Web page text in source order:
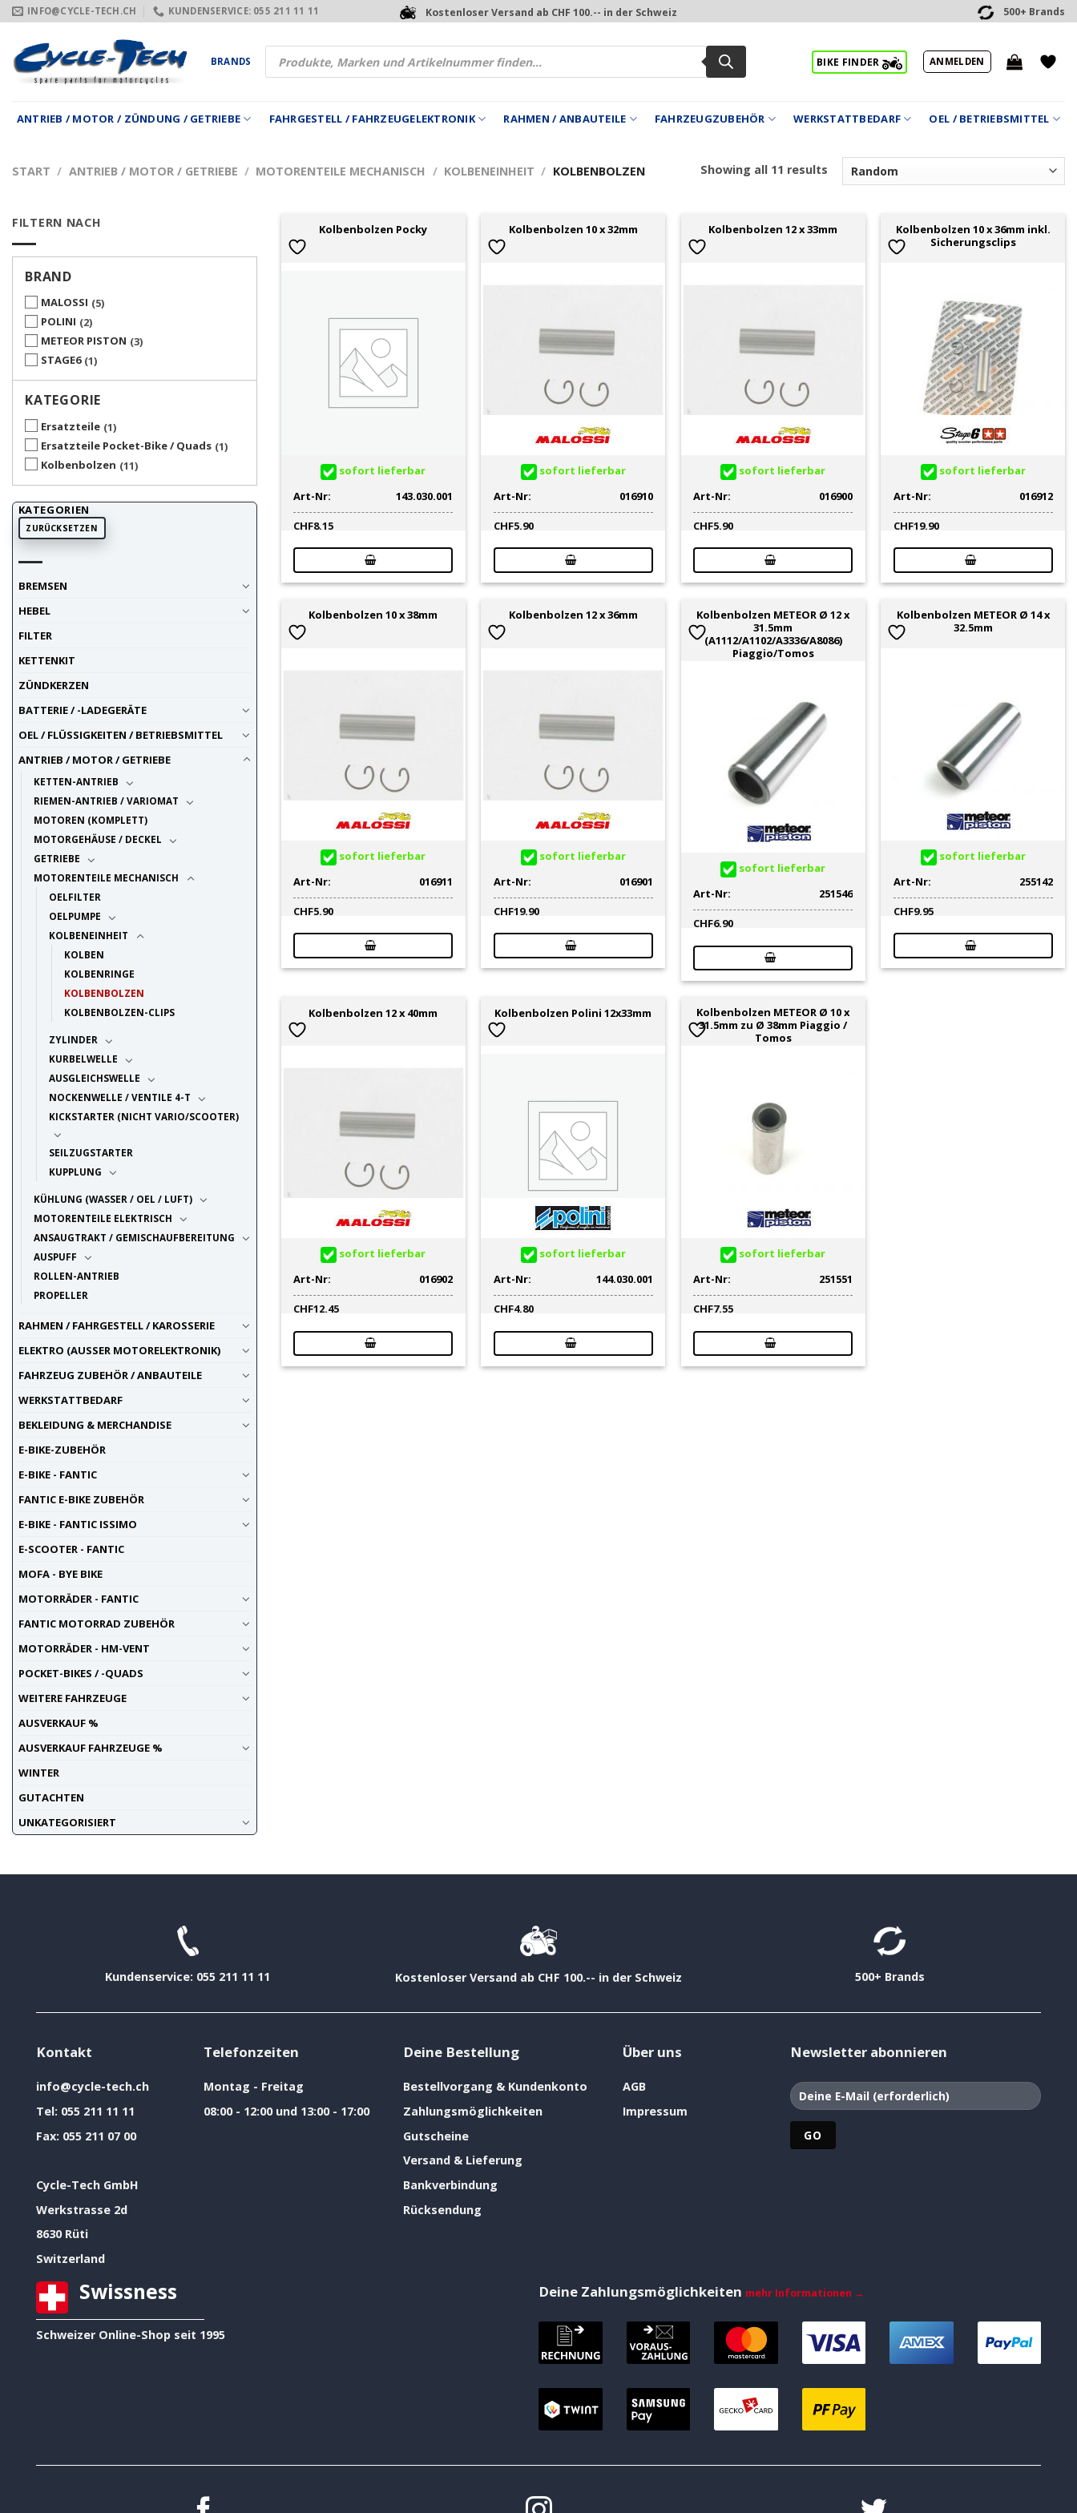
Zum
Inhalt
springen
INFO@CYCLE-TECH.CH KUNDENSERVICE: 055 211 11 11 Kostenloser Versand ab CHF 100.-- in der Schweiz 500+ Brands
BRANDS
Products
search
BIKE FINDER ANMELDEN
ANTRIEB / MOTOR / ZÜNDUNG / GETRIEBE FAHRGESTELL / FAHRZEUGELEKTRONIK RAHMEN / ANBAUTEILE FAHRZEUGZUBEHÖR WERKSTATTBEDARF OEL / BETRIEBSMITTEL
START / ANTRIEB / MOTOR / GETRIEBE / MOTORENTEILE MECHANISCH / KOLBENEINHEIT / KOLBENBOLZEN Showing all 11 results
FILTERN NACH
BRAND
MALOSSI
5
POLINI
2
METEOR PISTON 3
STAGE6 1
KATEGORIE
Ersatzteile 1
Ersatzteile Pocket-Bike / Quads 1
Kolbenbolzen 11
KATEGORIEN
ZURÜCKSETZEN
BREMSEN
HEBEL
FILTER
KETTENKIT
ZÜNDKERZEN
BATTERIE / -LADEGERÄTE
OEL / FLÜSSIGKEITEN / BETRIEBSMITTEL
ANTRIEB / MOTOR / GETRIEBE
KETTEN-ANTRIEB
RIEMEN-ANTRIEB / VARIOMAT
MOTOREN (KOMPLETT)
MOTORGEHÄUSE / DECKEL
GETRIEBE
MOTORENTEILE MECHANISCH
OELFILTER
OELPUMPE
KOLBENEINHEIT
KOLBEN
KOLBENRINGE
KOLBENBOLZEN
KOLBENBOLZEN-CLIPS
ZYLINDER
KURBELWELLE
AUSGLEICHSWELLE
NOCKENWELLE / VENTILE 4-T
KICKSTARTER (NICHT VARIO/SCOOTER)
SEILZUGSTARTER
KUPPLUNG
KÜHLUNG (WASSER / OEL / LUFT)
MOTORENTEILE ELEKTRISCH
ANSAUGTRAKT / GEMISCHAUFBEREITUNG
AUSPUFF
ROLLEN-ANTRIEB
PROPELLER
RAHMEN / FAHRGESTELL / KAROSSERIE
ELEKTRO (AUSSER MOTORELEKTRONIK)
FAHRZEUG ZUBEHÖR / ANBAUTEILE
WERKSTATTBEDARF
BEKLEIDUNG & MERCHANDISE
E-BIKE-ZUBEHÖR
E-BIKE - FANTIC
FANTIC E-BIKE ZUBEHÖR
E-BIKE - FANTIC ISSIMO
E-SCOOTER - FANTIC
MOFA - BYE BIKE
MOTORRÄDER - FANTIC
FANTIC MOTORRAD ZUBEHÖR
MOTORRÄDER - HM-VENT
POCKET-BIKES / -QUADS
WEITERE FAHRZEUGE
AUSVERKAUF %
AUSVERKAUF FAHRZEUGE %
WINTER
GUTACHTEN
UNKATEGORISIERT
Kolbenbolzen Pocky
sofort lieferbar
Art-Nr:
143.030.001
CHF8.15
Kolbenbolzen 10 x 32mm
sofort lieferbar
Art-Nr:
016910
CHF5.90
Kolbenbolzen 12 x 33mm
sofort lieferbar
Art-Nr:
016900
CHF5.90
Kolbenbolzen 10 x 36mm inkl.
Sicherungsclips
sofort lieferbar
Art-Nr:
016912
CHF19.90
Kolbenbolzen 10 x 38mm
sofort lieferbar
Art-Nr:
016911
CHF5.90
Kolbenbolzen 12 x 36mm
sofort lieferbar
Art-Nr:
016901
CHF19.90
Kolbenbolzen METEOR Ø 12 x
31.5mm
(A1112/A1102/A3336/A8086)
Piaggio/Tomos
sofort lieferbar
Art-Nr:
251546
CHF6.90
Kolbenbolzen METEOR Ø 14 x
32.5mm
sofort lieferbar
Art-Nr:
255142
CHF9.95
Kolbenbolzen 12 x 40mm
sofort lieferbar
Art-Nr:
016902
CHF12.45
Kolbenbolzen Polini 12x33mm
sofort lieferbar
Art-Nr:
144.030.001
CHF4.80
Kolbenbolzen METEOR Ø 10 x
31.5mm zu Ø 38mm Piaggio /
Tomos
sofort lieferbar
Art-Nr:
251551
CHF7.55
Kundenservice: 055 211 11 11 Kostenloser Versand ab CHF 100.-- in der Schweiz 500+ Brands
Kontakt
info@cycle-tech.ch
Tel: 055 211 11 11
Fax: 055 211 07 00
Cycle-Tech GmbH
Werkstrasse 2d
8630 Rüti
Switzerland
Telefonzeiten
Montag - Freitag
08:00 - 12:00 und 13:00 - 17:00
Deine Bestellung
Bestellvorgang & Kundenkonto
Zahlungsmöglichkeiten
Gutscheine
Versand & Lieferung
Bankverbindung
Rücksendung
Über uns
AGB
Impressum
Newsletter abonnieren
Swissness
Schweizer Online-Shop seit 1995
Deine Zahlungsmöglichkeiten mehr Informationen →